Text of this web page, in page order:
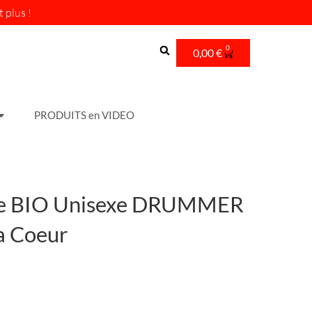
plus !
0,00€ 0
Cart
PRODUITS en VIDEO
BIO Unisexe DRUMMER
Coeur